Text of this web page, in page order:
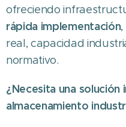
ofreciendo
rápida implementación
real, capacidad
normativo.
¿Necesita una solución
almacenamiento